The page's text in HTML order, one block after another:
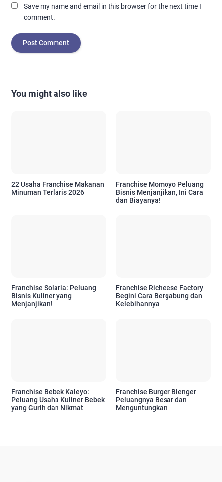
Save my name and email in this browser for the next time I
comment.
You might also like
22 Usaha Franchise Makanan
Minuman Terlaris 2026
Franchise Momoyo Peluang
Bisnis Menjanjikan, Ini Cara
dan Biayanya!
Franchise Solaria: Peluang
Bisnis Kuliner yang
Menjanjikan!
Franchise Richeese Factory
Begini Cara Bergabung dan
Kelebihannya
Franchise Bebek Kaleyo:
Peluang Usaha Kuliner Bebek
yang Gurih dan Nikmat
Franchise Burger Blenger
Peluangnya Besar dan
Menguntungkan